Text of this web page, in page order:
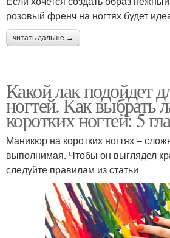
розовый френч на ногтях будет
читать дальше →
Какой лак подойдет
ногтей. Как выбрать
коротких ногтей: 5
Маникюр на коротких ногтях –
выполнимая. Чтобы он выглядел
следуйте правилам из статьи